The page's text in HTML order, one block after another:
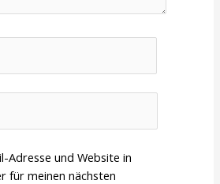
Adresse und Website in
für meinen nächsten